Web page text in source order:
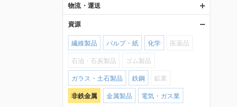
物流・運送
資源
繊維製品 パルプ・紙 化学
医薬品
石油・石炭製品
ゴム製品
ガラス・土石製品
鉄鋼
鉱業
非鉄金属
金属製品 電気・ガス業